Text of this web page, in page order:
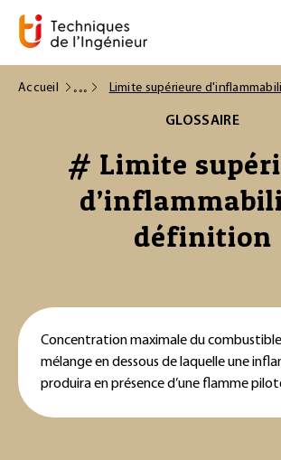
Accueil Limite supérieure
GLOSSAIRE
# Limite
définition
Concentration maximale du
mélange en dessous de laquelle une
produira en présence d’une flamme